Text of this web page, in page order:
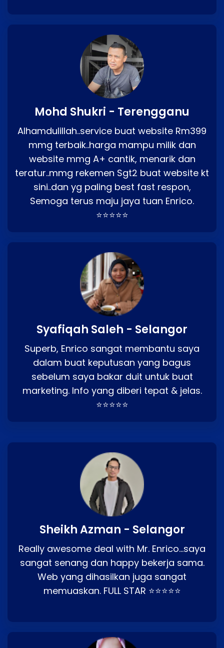
Mohd Shukri - Terengganu
Alhamdulillah..service buat website Rm399
mmg terbaik..harga mampu milik dan
website mmg A+ cantik, menarik dan
teratur..mmg rekemen Sgt2 buat website kt
sini..dan yg paling best fast respon,
Semoga terus maju jaya tuan Enrico.
⭐⭐⭐⭐⭐
Syafiqah Saleh - Selangor
Superb, Enrico sangat membantu saya
dalam buat keputusan yang bagus
sebelum saya bakar duit untuk buat
marketing. Info yang diberi tepat & jelas.
⭐⭐⭐⭐⭐
Sheikh Azman - Selangor
Really awesome deal with Mr. Enrico…saya
sangat senang dan happy bekerja sama.
Web yang dihasilkan juga sangat
memuaskan. FULL STAR ⭐⭐⭐⭐⭐